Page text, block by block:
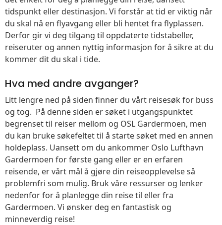
tidspunkt eller destinasjon. Vi forstår at tid er viktig når
du skal nå en flyavgang eller bli hentet fra flyplassen.
Derfor gir vi deg tilgang til oppdaterte tidstabeller,
reiseruter og annen nyttig informasjon for å sikre at du
kommer dit du skal i tide.
Hva med andre avganger?
Litt lengre ned på siden finner du vårt reisesøk for buss
og tog. På denne siden er søket i utgangspunktet
begrenset til reiser mellom og OSL Gardermoen, men
du kan bruke søkefeltet til å starte søket med en annen
holdeplass. Uansett om du ankommer Oslo Lufthavn
Gardermoen for første gang eller er en erfaren
reisende, er vårt mål å gjøre din reiseopplevelse så
problemfri som mulig. Bruk våre ressurser og lenker
nedenfor for å planlegge din reise til eller fra
Gardermoen. Vi ønsker deg en fantastisk og
minneverdig reise!